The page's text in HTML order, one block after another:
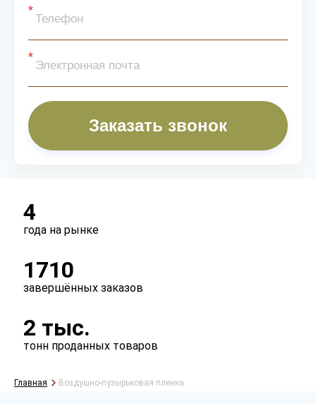
Заказать звонок
4
года на рынке
1710
завершённых заказов
2 тыс.
тонн проданных товаров
Главная Воздушно-пузырьковая пленка